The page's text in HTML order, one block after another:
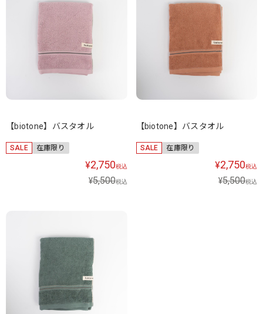
【biotone】バスタオル
SALE 在庫限り
¥2,750税込
¥5,500税込
【biotone】バスタオル
SALE 在庫限り
¥2,750税込
¥5,500税込